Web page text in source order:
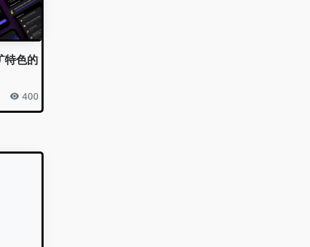
特色的
400